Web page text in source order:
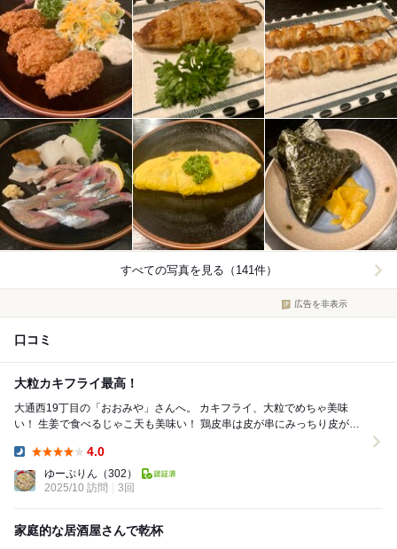
すべての写真を見る（141件）
広告を非表示
口コミ
大粒カキフライ最高！
大通西19丁目の「おおみや」さんへ。 カキフライ、大粒でめちゃ美味
い！ 生姜で食べるじゃこ天も美味い！ 鶏皮串は皮が串にみっちり皮が刺
4.0
ゆーぷりん （302）
2025/10 訪問
3回
家庭的な居酒屋さんで乾杯